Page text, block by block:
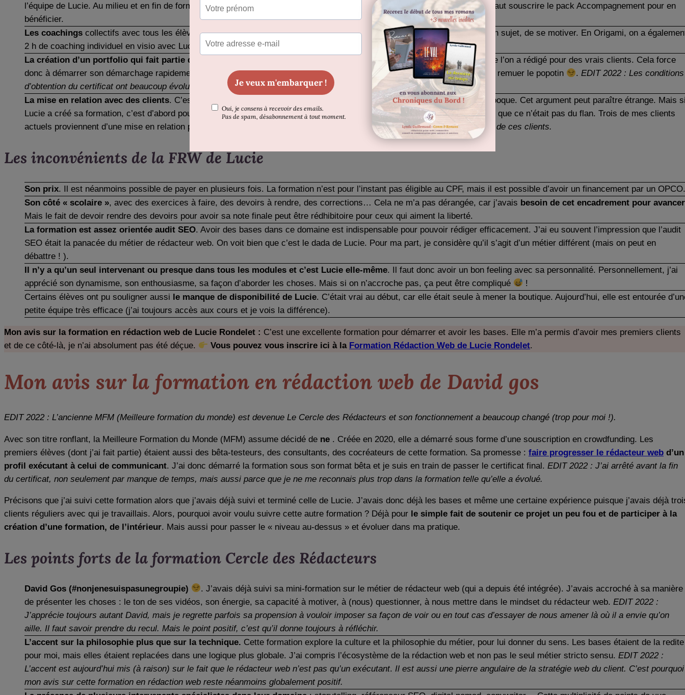
l’équipe de Lucie. Au milieu et en fin de formation, deux « gros » exercices font l’objet d’une correction vidéo. En Liberté, il faut souscrire le pack Accompagnement pour en
bénéficier.
Les coachings collectifs avec tous les élèves et Lucie, en visio. On a la possibilité de poser des questions, d’approfondir un sujet, de se motiver. En Origami, on a
2 h de coaching individuel en visio avec Lucie ou une personne de l’équipe FRW.
La création d’un portfolio qui fait partie de l’évaluation finale
. On doit en effet envoyer un certain nombres d’articles que l’on a rédigé pour des vrais clients. Cela force
donc à démarrer son démarchage rapidement et à se frotter à la réalité du terrain. C’est hyper formateur et… ça oblige à se remuer le popotin
.EDIT 2022 : Les conditions
d’obtention du certificat ont beaucoup évolué depuis.
La mise en relation avec des clients. C’est le gros point fort de la formation et c’est ce qui a penché dans la balance à l’époque. Cet argument peut paraître étrange. Mais
Lucie a créé sa formation, c’est d’abord pour pouvoir répondre aux demandes de clients qui la sollicitaient. J’ai pu constater que ce n’était pas du flan. Trois de mes clients
actuels proviennent d’une mise en relation par l’équipe de FRW. Donc ça marche !
EDIT 2022 : Je travaille toujours pour un de ces clients.
Les inconvénients de la FRW de Lucie
Son prix. Il est néanmoins possible de payer en plusieurs fois. La formation n’est pour l’instant pas éligible au CPF, mais il est possible d’avoir un financement par un OPCO.
Son côté « scolaire », avec des exercices à faire, des devoirs à rendre, des corrections… Cela ne m’a pas dérangée, car j’avais besoin de cet encadrement pour avancer
Mais le fait de devoir rendre des devoirs pour avoir sa note finale peut être rédhibitoire pour ceux qui aiment la liberté.
La formation est assez orientée audit SEO. Avoir des bases dans ce domaine est indispensable pour pouvoir rédiger efficacement. J’ai eu souvent l’impression que l’audit
SEO était la panacée du métier de rédacteur web. On voit bien que c’est le dada de Lucie. Pour ma part, je considère qu’il s’agit d’un métier différent (mais on peut en
débattre ! ).
Il n’y a qu’un seul intervenant ou presque dans tous les modules et c’est Lucie elle-même. Il faut donc avoir un bon feeling avec sa personnalité. Personnellement, j’ai
apprécié son dynamisme, son enthousiasme, sa façon d’aborder les choses. Mais si on n’accroche pas, ça peut être compliqué
!
Certains élèves ont pu souligner aussi le manque de disponibilité de Lucie. C’était vrai au début, car elle était seule à mener la boutique. Aujourd’hui, elle est entourée
petite équipe très efficace (j’ai toujours accès aux cours et je vois la différence).
Mon avis sur la formation en rédaction web de Lucie Rondelet : C’est une excellente formation pour démarrer et avoir les bases. Elle m’a permis d’avoir mes premiers clients
et de ce côté-là, je n’ai absolument pas été déçue.
Vous pouvez vous inscrire ici à la Formation Rédaction Web de Lucie Rondelet.
Mon avis sur la formation en rédaction web de David gos
EDIT 2022 : L’ancienne MFM (Meilleure formation du monde) est devenue Le Cercle des Rédacteurs et son fonctionnement a beaucoup changé (trop pour moi !).
Avec son titre ronflant, la Meilleure Formation du Monde (MFM) assume décidé de ne . Créée en 2020, elle a démarré sous forme d’une souscription en crowdfunding. Les
premiers élèves (dont j’ai fait partie) étaient aussi des bêta-testeurs, des consultants, des cocréateurs de cette formation. Sa promesse : faire progresser le rédacteur web d’un
profil exécutant à celui de communicant. J’ai donc démarré la formation sous son format bêta et je suis en train de passer le certificat final. EDIT 2022 : J’ai arrêté avant la fin
du certificat, non seulement par manque de temps, mais aussi parce que je ne me reconnais plus trop dans la formation telle qu’elle a évolué.
Précisons que j’ai suivi cette formation alors que j’avais déjà suivi et terminé celle de Lucie. J’avais donc déjà les bases et même une certaine expérience puisque j’avais déjà
clients réguliers avec qui je travaillais. Alors, pourquoi avoir voulu suivre cette autre formation ? Déjà pour le simple fait de soutenir ce projet un peu fou et de participer à la
création d’une formation, de l’intérieur. Mais aussi pour passer le « niveau au-dessus » et évoluer dans ma pratique.
Les points forts de la formation Cercle des Rédacteurs
David Gos (#nonjenesuispasunegroupie)
. J’avais déjà suivi sa mini-formation sur le métier de rédacteur web (qui a depuis été intégrée). J’avais accroché à sa manière
de présenter les choses : le ton de ses vidéos, son énergie, sa capacité à motiver, à (nous) questionner, à nous mettre dans le mindset du rédacteur web. EDIT 2022 :
J’apprécie toujours autant David, mais je regrette parfois sa propension à vouloir imposer sa façon de voir ou en tout cas d’essayer de nous amener là où il a envie qu’on
aille. Il faut savoir prendre du recul. Mais le point positif, c’est qu’il donne toujours à réfléchir.
L’accent sur la philosophie plus que sur la technique. Cette formation explore la culture et la philosophie du métier, pour lui donner du sens. Les bases étaient de la redite
pour moi, mais elles étaient replacées dans une logique plus globale. J’ai compris l’écosystème de la rédaction web et non pas le seul métier stricto sensu. EDIT 2022 :
L’accent est aujourd’hui mis (à raison) sur le fait que le rédacteur web n’est pas qu’un exécutant. Il est aussi une pierre angulaire de la stratégie web du client. C’est pourquoi
mon avis sur cette formation en rédaction web reste néanmoins globalement positif.